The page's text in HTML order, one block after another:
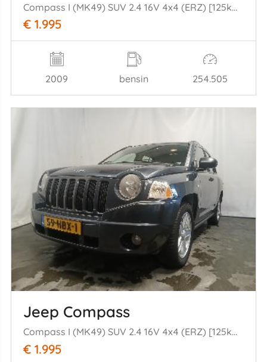
Compass I (MK49) SUV 2.4 16V 4x4 (ERZ) [125kW] (09-2006/12-2016)
€ 1.995
2009 bensin 254.505
Jeep Compass
Compass I (MK49) SUV 2.4 16V 4x4 (ERZ) [125kW] (09-2006/12-2016)
€ 1.995